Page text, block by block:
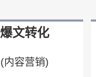
爆文转化
(内容营销)